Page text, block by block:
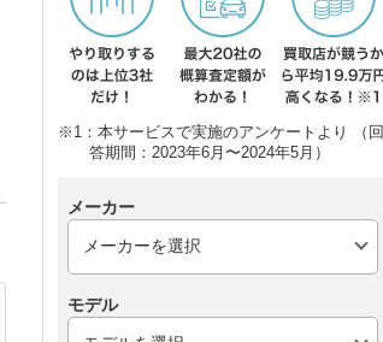
※1：本サービスで実施のアンケートより （回
答期間：2023年6月〜2024年5月）
メーカー
モデル